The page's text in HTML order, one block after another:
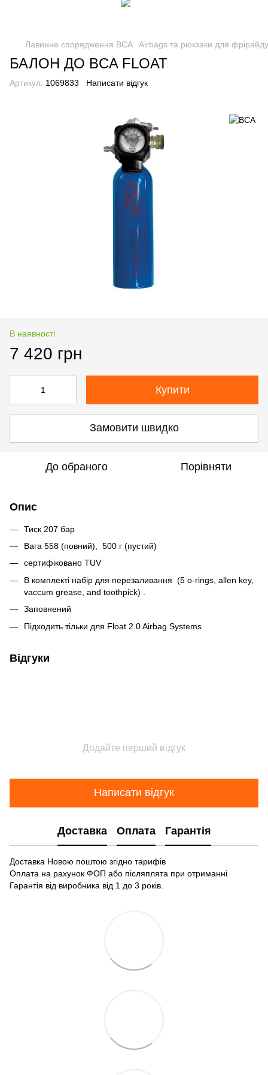
Лавинне спорядження BCA Airbags та рюкзаки для фрірайду
БАЛОН ДО BCA FLOAT
Артикул: 1069833 Написати відгук
В наявності
7 420 грн
Купити
Замовити швидко
До обраного Порівняти
Опис
Тиск 207 бар
Вага 558 (повний), 500 г (пустий)
сертифіковано TUV
В комплекті набір для перезаливання (5 o-rings, allen key,
vaccum grease, and toothpick) .
Заповнений
Підходить тільки для Float 2.0 Airbag Systems
Відгуки
Додайте перший відгук
Написати відгук
Доставка Оплата Гарантія
Доставка Новою поштою згідно тарифів
Оплата на рахунок ФОП або післяплята при отриманні
Гарантія від виробника від 1 до 3 років.